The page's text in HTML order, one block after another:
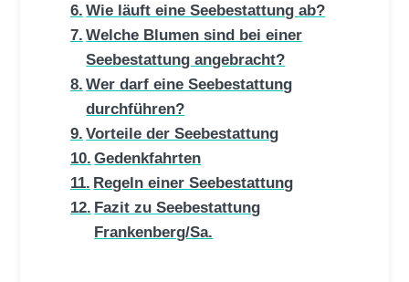
Wie läuft eine Seebestattung ab?
Welche Blumen sind bei einer
Seebestattung angebracht?
Wer darf eine Seebestattung
durchführen?
Vorteile der Seebestattung
Gedenkfahrten
Regeln einer Seebestattung
Fazit zu Seebestattung
Frankenberg/Sa.